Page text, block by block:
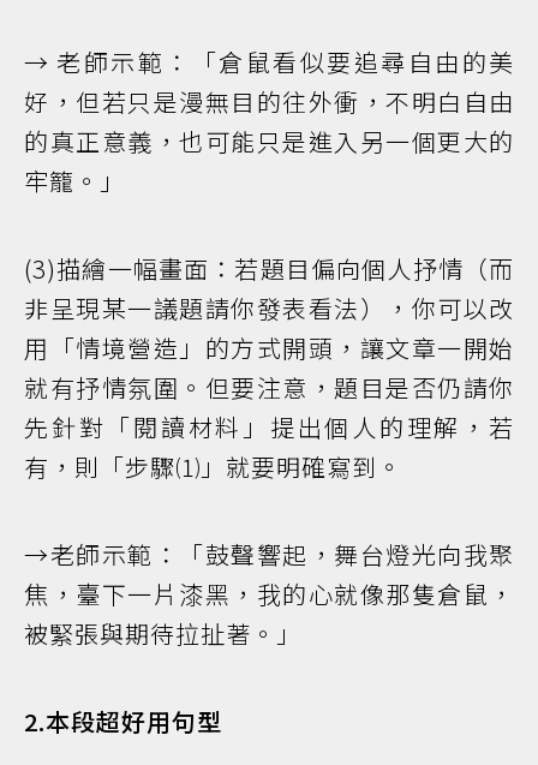
→ 老師示範：「倉鼠看似要追尋自由的美
好，但若只是漫無目的往外衝，不明白自由
的真正意義，也可能只是進入另一個更大的
牢籠。」
(3)描繪一幅畫面：若題目偏向個人抒情（而
非呈現某一議題請你發表看法），你可以改
用「情境營造」的方式開頭，讓文章一開始
就有抒情氛圍。但要注意，題目是否仍請你
先針對「閱讀材料」提出個人的理解，若
有，則「步驟⑴」就要明確寫到。
→老師示範：「鼓聲響起，舞台燈光向我聚
焦，臺下一片漆黑，我的心就像那隻倉鼠，
被緊張與期待拉扯著。」
2.本段超好用句型